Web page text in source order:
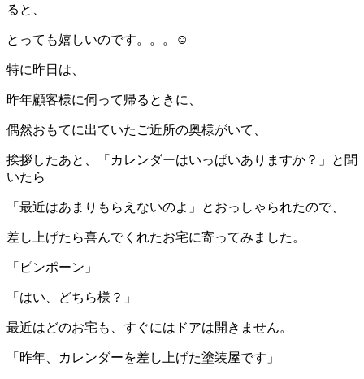
ると、
とっても嬉しいのです。。。☺️
特に昨日は、
昨年顧客様に伺って帰るときに、
偶然おもてに出ていたご近所の奥様がいて、
挨拶したあと、「カレンダーはいっぱいありますか？」と聞
いたら
「最近はあまりもらえないのよ」とおっしゃられたので、
差し上げたら喜んでくれたお宅に寄ってみました。
「ピンポーン」
「はい、どちら様？」
最近はどのお宅も、すぐにはドアは開きません。
「昨年、カレンダーを差し上げた塗装屋です」